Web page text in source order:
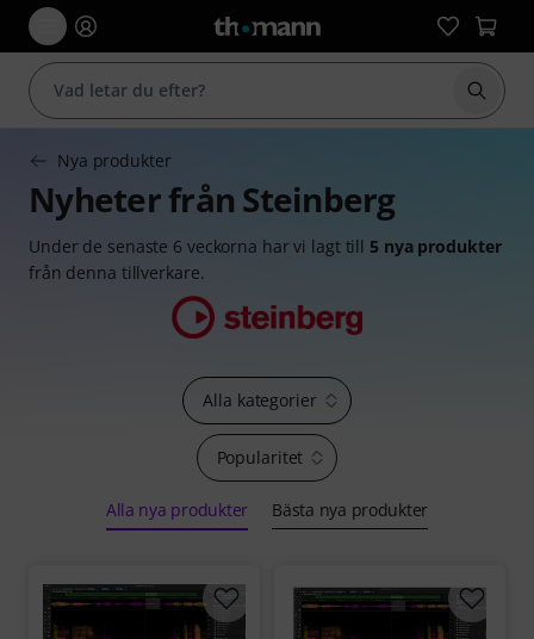
Börja
Nya produkter
Nyheter från Steinberg
Under de senaste 6 veckorna har vi lagt till 5 nya produkter
från denna tillverkare.
Popularitet
Alla kategorier
Alla nya produkter Bästa nya produkter